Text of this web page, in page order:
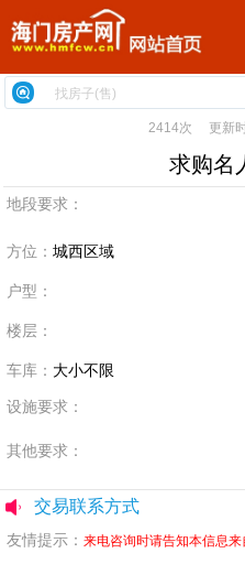
2414次 更新
求购名
地段要求：
方位： 城西区域
户型：
楼层：
车库： 大小不限
设施要求：
其他要求：
交易联系方式
友情提示： 来电咨询时请告知本信息来